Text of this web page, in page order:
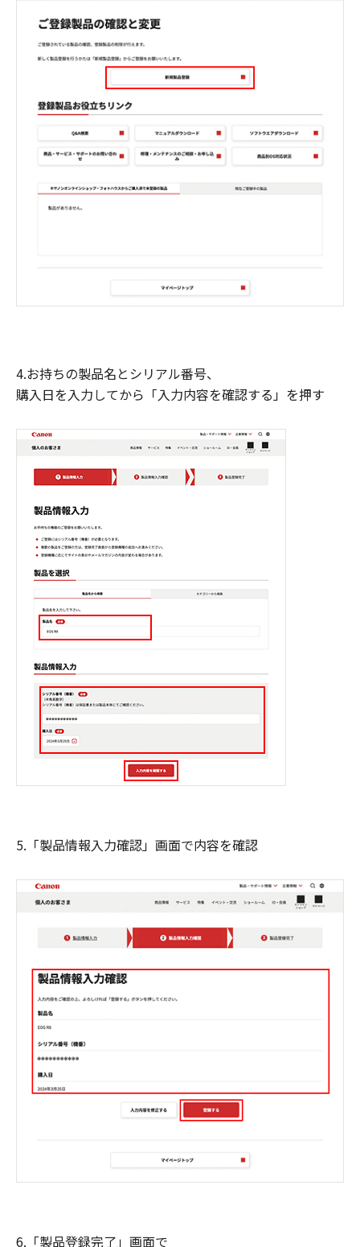
4.お持ちの製品名とシリアル番号、
購入日を入力してから「入力内容を確認する」を押す
5.「製品情報入力確認」画面で内容を確認
6.「製品登録完了」画面で